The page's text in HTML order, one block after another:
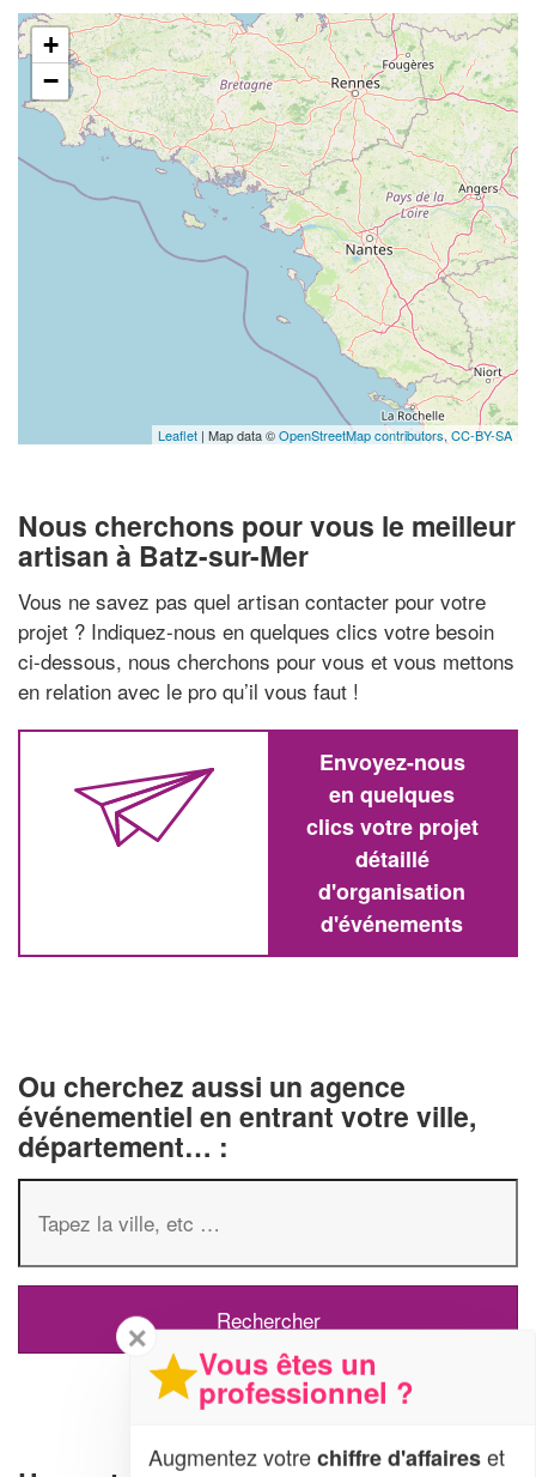
+
−
Leaflet | Map data ©OpenStreetMap contributors, CC-BY-SA
Nous cherchons pour vous le meilleur
artisan à Batz-sur-Mer
Vous ne savez pas quel artisan contacter pour votre
projet ? Indiquez-nous en quelques clics votre besoin
ci-dessous, nous cherchons pour vous et vous mettons
en relation avec le pro qu’il vous faut !
Envoyez-nous
en quelques
clics votre projet
détaillé
d'organisation
d'événements
Ou cherchez aussi un agence
événementiel en entrant votre ville,
département… :
✕
Vous êtes un
professionnel ?
Augmentez votrechiffre d'affaireset